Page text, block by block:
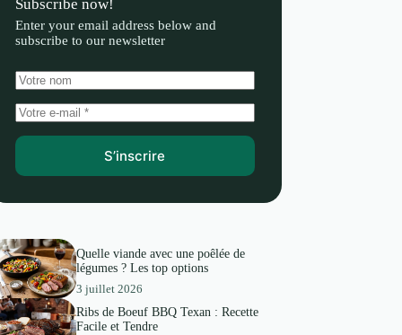
Subscribe now!
Enter your email address below and
subscribe to our newsletter
S’inscrire
Quelle viande avec une poêlée de
légumes ? Les top options
3 juillet 2026
Ribs de Boeuf BBQ Texan : Recette
Facile et Tendre